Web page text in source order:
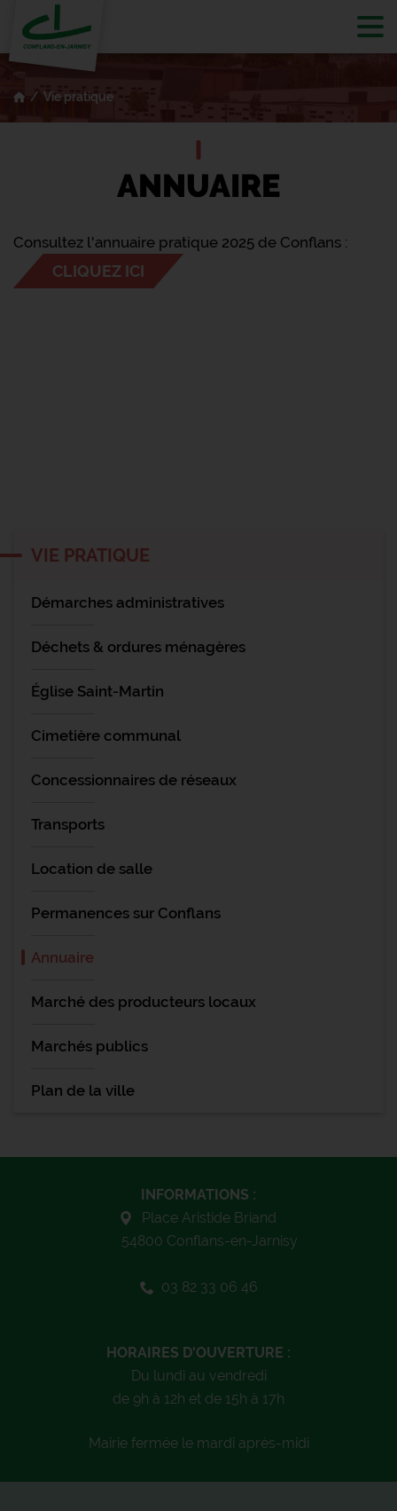
Vie pratique
ANNUAIRE
Consultez l'annuaire pratique 2025 de Conflans :
CLIQUEZ ICI
VIE PRATIQUE
Démarches administratives
Déchets & ordures ménagères
Église Saint-Martin
Cimetière communal
Concessionnaires de réseaux
Transports
Location de salle
Permanences sur Conflans
Annuaire
Marché des producteurs locaux
Marchés publics
Plan de la ville
INFORMATIONS :
Place Aristide Briand
54800 Conflans-en-Jarnisy
03 82 33 06 46
HORAIRES D'OUVERTURE :
Du lundi au vendredi
de 9h à 12h et de 15h à 17h
Mairie fermée le mardi après-midi